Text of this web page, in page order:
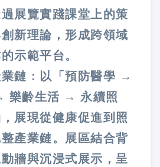
展覽實踐課堂上的策
新理論，形成跨領域
示範平台。
鏈：以「預防醫學 →
樂齡生活 → 永續照
展現從健康促進到照
產業鏈。展區結合背
牆與沉浸式展示，呈